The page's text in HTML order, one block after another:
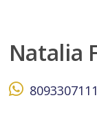
Natalia
8093307111